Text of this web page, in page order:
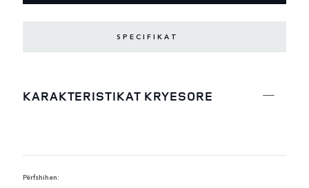
SPECIFIKAT
KARAKTERISTIKAT KRYESORE
Përfshihen: